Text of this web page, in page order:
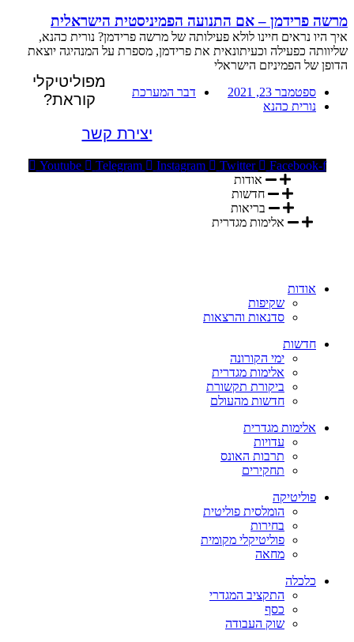
מרשה פרידמן – אם התנועה הפמיניסטית הישראלית
איך היו נראים חיינו לולא פעילותה של מרשה פרידמן? נורית כהנא,
שליוותה כפעילה וכעיתונאית את פרידמן, מספרת על המנהיגה יוצאת
הדופן של הפמיניזם הישראלי
ספטמבר 23, 2021
נורית כהנא
דבר המערכת
מפוליטיקלי
קוראת?
יצירת קשר
Youtube Telegram Instagram Twitter
Facebook-f
אודות
חדשות
בריאות
אלימות מגדרית
אודות
שקיפות
סדנאות והרצאות
חדשות
ימי הקורונה
אלימות מגדרית
ביקורת תקשורת
חדשות מהעולם
אלימות מגדרית
עדויות
תרבות האונס
תחקירים
פוליטיקה
הומלסית פוליטית
בחירות
פוליטיקלי מקומית
מחאה
כלכלה
התקציב המגדרי
כסף
שוק העבודה